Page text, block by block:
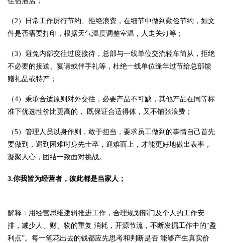
（2）日常工作厉行节约、拒绝浪费，在细节中做到勤俭节约，如文
件是否需要打印，根据天气温度调整室温，人走关灯等；
（3）避免内部交往过度接待，总部与一线单位交流轻车简从，拒绝
不必要的接送、宴请或伴手礼等，杜绝一线单位逢年过节给总部馈
赠礼品或特产；
（4）秉承合适原则对外交往，必要产品不可缺，其他产品在同等标
准下优选性价比更高的， 既保证合适得体，又不铺张浪费；
（5）管理人员以身作则，敢于担当，要求员工做到的事情自己首先
要做到，遇到困难时身先士卒，迎难而上，才能更好地做出表率，
凝聚人心，团结一致面对挑战。
3.你我皆为经营者，彼此都是当家人；
解释：用经营思维逻辑推进工作，合理规划部门及个人的工作安
排，减少人、财、物的重复 消耗，开源节流，不断发掘工作中的“盈
利点”。每一笔花出去的钱都应先思考和判断是否 能够产生真实价